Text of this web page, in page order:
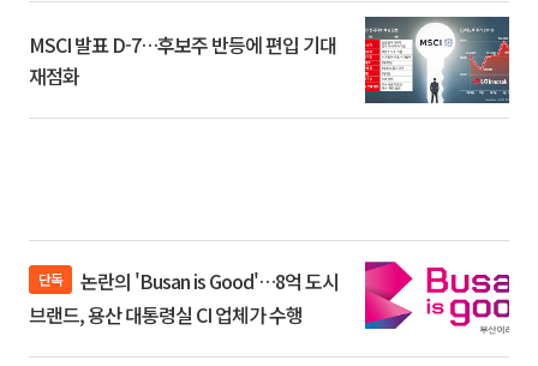
MSCI 발표 D-7…후보주 반등에 편입 기대
재점화
단독
브랜드, 용산 대통령실 CI 업체가 수행